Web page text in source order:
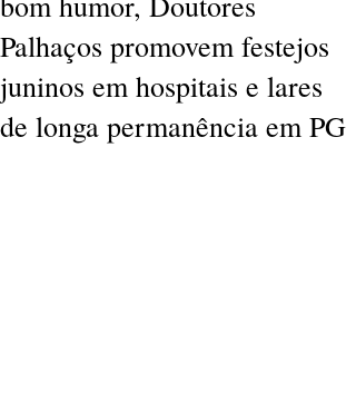
Palhaços promovem festejos
juninos em hospitais e lares
de longa permanência em PG